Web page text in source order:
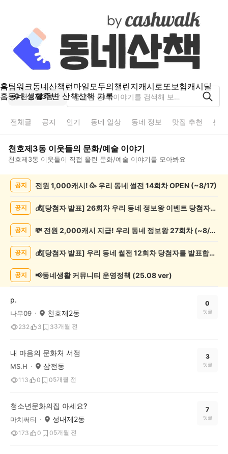
홈팀워크동네산책 런마일모두의챌린지캐시로또보험캐시딜
홈동네 생활주변 산책산책 기록
천호제3동
전체글 공지 인기 동네 일상 동네 정보 맛집 추천 분
천호제3동 이웃들의 문화/예술 이야기
천호제3동 이웃들이 직접 올린 문화/예술 이야기를 모아봐요
화/
글
공지 전원 1,000캐시! 🥳 우리 동네 썰전 14회차 OPEN (~8/17)
공지 💰[당첨자 발표] 26회차 우리 동네 정보왕 이벤트 당첨자를 발표합니다!
공지 💸 전원 2,000캐시 지급! 우리 동네 정보왕 27회차 (~8/10)
공지 💰[당첨자 발표] 우리 동네 썰전 12회차 당첨자를 발표합니다!
공지 📢동네생활 커뮤니티 운영정책 (25.08 ver)
p.
나무09 천호제2동
232 3 33개월 전
0
댓글
내 마음의 문화처 서점
MS.H 삼전동
113 0 05개월 전
3
댓글
청소년문화의집 아세요?
마치써티 성내제2동
173 0 05개월 전
7
댓글